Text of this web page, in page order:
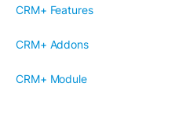
CRM+ Features
CRM+ Addons
CRM+ Module